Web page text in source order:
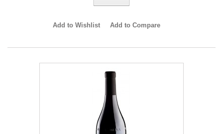
Add to Wishlist Add to Compare